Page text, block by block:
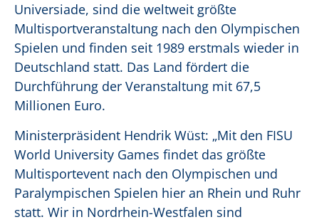
Universiade, sind die weltweit größte
Multisportveranstaltung nach den Olympischen
Spielen und finden seit 1989 erstmals wieder in
Deutschland statt. Das Land fördert die
Durchführung der Veranstaltung mit 67,5
Millionen Euro.
Ministerpräsident Hendrik Wüst: „Mit den FISU
World University Games findet das größte
Multisportevent nach den Olympischen und
Paralympischen Spielen hier an Rhein und Ruhr
statt. Wir in Nordrhein-Westfalen sind